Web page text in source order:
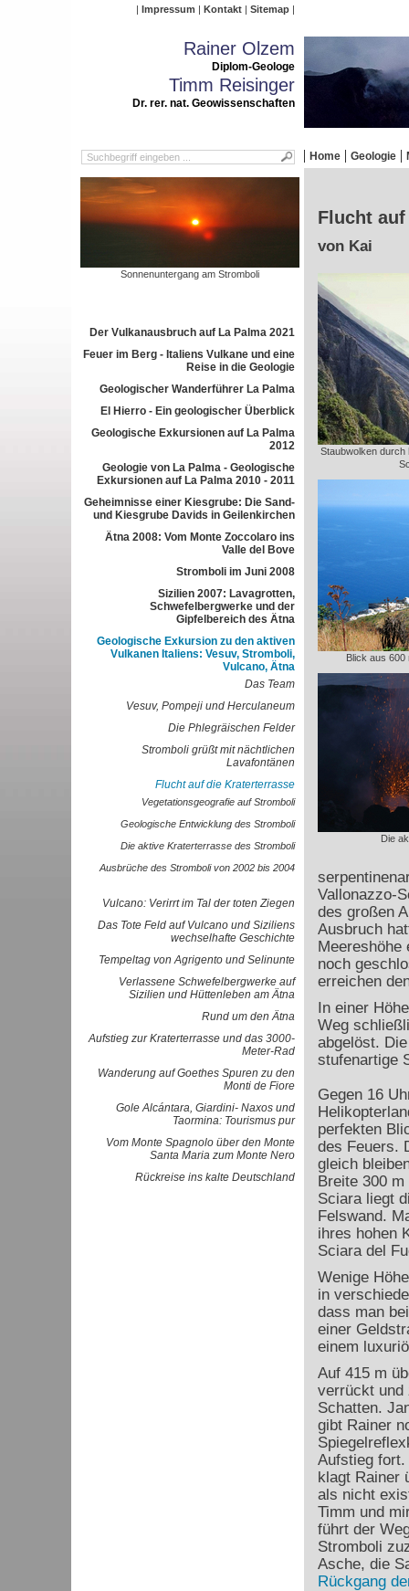
Impressum Kontakt Sitemap
Rainer Olzem
Diplom-Geologe
Timm Reisinger
Dr. rer. nat. Geowissenschaften
Home Geologie
Sonnenuntergang am Stromboli
Der Vulkanausbruch auf La Palma 2021
Feuer im Berg - Italiens Vulkane und eine
Reise in die Geologie
Geologischer Wanderführer La Palma
El Hierro - Ein geologischer Überblick
Geologische Exkursionen auf La Palma
2012
Geologie von La Palma - Geologische
Exkursionen auf La Palma 2010 - 2011
Geheimnisse einer Kiesgrube: Die Sand-
und Kiesgrube Davids in Geilenkirchen
Ätna 2008: Vom Monte Zoccolaro ins
Valle del Bove
Stromboli im Juni 2008
Sizilien 2007: Lavagrotten,
Schwefelbergwerke und der
Gipfelbereich des Ätna
Geologische Exkursion zu den aktiven
Vulkanen Italiens: Vesuv, Stromboli,
Vulcano, Ätna
Das Team
Vesuv, Pompeji und Herculaneum
Die Phlegräischen Felder
Stromboli grüßt mit nächtlichen
Lavafontänen
Flucht auf die Kraterterrasse
Vegetationsgeografie auf Stromboli
Geologische Entwicklung des Stromboli
Die aktive Kraterterrasse des Stromboli
Ausbrüche des Stromboli von 2002 bis 2004
Vulcano: Verirrt im Tal der toten Ziegen
Das Tote Feld auf Vulcano und Siziliens
wechselhafte Geschichte
Tempeltag von Agrigento und Selinunte
Verlassene Schwefelbergwerke auf
Sizilien und Hüttenleben am Ätna
Rund um den Ätna
Aufstieg zur Kraterterrasse und das 3000-
Meter-Rad
Wanderung auf Goethes Spuren zu den
Monti de Fiore
Gole Alcántara, Giardini- Naxos und
Taormina: Tourismus pur
Vom Monte Spagnolo über den Monte
Santa Maria zum Monte Nero
Rückreise ins kalte Deutschland
Flucht
von Kai
Staubwolken durch
Blick aus 600
Die
Vallonazzo-
des großen
Ausbruch
Meereshöhe
noch
erreichen
In einer
Weg
abgelöst.
stufenartige
Gegen 16
perfekten
des Feuers.
gleich
Breite 300
Sciara liegt
Felswand.
ihres hohen
Sciara del
Wenige
in
dass man
einer
einem
Auf 415 m
verrückt und
Schatten.
gibt Rainer
Aufstieg fort.
klagt Rainer
als nicht
Timm und
führt der
Stromboli
Asche, die
Rückgang